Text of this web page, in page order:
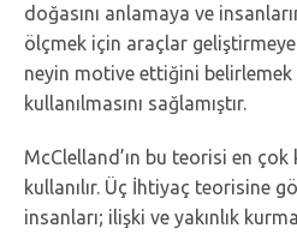
doğasını anlamaya ve
ölçmek için araçlar geliştirmeye
neyin motive ettiğini
kullanılmasını sağlamıştır.
McClelland’ın bu teorisi en
kullanılır. Üç İhtiyaç teorisine
insanları; ilişki ve yakınlık